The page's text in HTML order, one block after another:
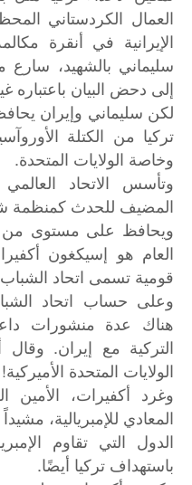
العمال الكردستاني
الإيرانية في أنقرة
سليماني بالشهيد، سارع
إلى دحض البيان باعتباره
لكن سليماني وإيران
تركيا من الكتلة
وخاصة الولايات المتحدة.
وتأسس الاتحاد العالمي
ويحافظ على مستوى من
العام هو إسيكغون
قومية تسمى اتحاد
وعلى حساب اتحاد
هناك عدة منشورات
التركية مع إيران.
الولايات المتحدة
وغرد أكفيرات، الأمين
المعادي للإمبريالية،
الدول التي تقاوم
باستهداف تركيا أيضًا.